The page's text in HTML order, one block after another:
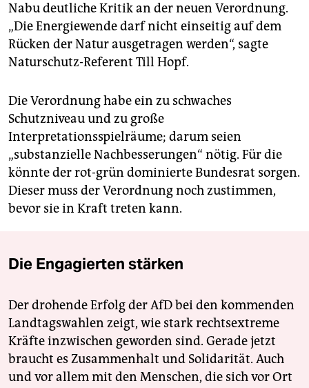
Nabu deutliche Kritik an der neuen Verordnung.
„Die Energiewende darf nicht einseitig auf dem
Rücken der Natur ausgetragen werden“, sagte
Naturschutz-Referent Till Hopf.
Die Verordnung habe ein zu schwaches
Schutzniveau und zu große
Interpretationsspielräume; darum seien
„substanzielle Nachbesserungen“ nötig. Für die
könnte der rot-grün dominierte Bundesrat sorgen.
Dieser muss der Verordnung noch zustimmen,
bevor sie in Kraft treten kann.
Die Engagierten stärken
Der drohende Erfolg der AfD bei den kommenden
Landtagswahlen zeigt, wie stark rechtsextreme
Kräfte inzwischen geworden sind. Gerade jetzt
braucht es Zusammenhalt und Solidarität. Auch
und vor allem mit den Menschen, die sich vor Ort